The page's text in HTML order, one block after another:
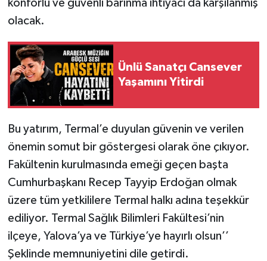
konforlu ve güvenli barınma ihtiyacı da karşılanmış
olacak.
Ünlü Sanatçı Cansever
Yaşamını Yitirdi
Bu yatırım, Termal’e duyulan güvenin ve verilen
önemin somut bir göstergesi olarak öne çıkıyor.
Fakültenin kurulmasında emeği geçen başta
Cumhurbaşkanı Recep Tayyip Erdoğan olmak
üzere tüm yetkililere Termal halkı adına teşekkür
ediliyor. Termal Sağlık Bilimleri Fakültesi’nin
ilçeye, Yalova’ya ve Türkiye’ye hayırlı olsun’’
Şeklinde memnuniyetini dile getirdi.